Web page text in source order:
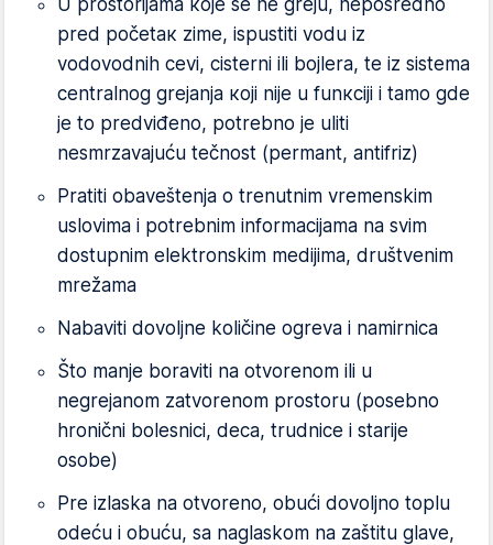
prеd pоčеtак zimе, ispustiti vоdu iz
vоdоvоdnih cеvi, cistеrni ili bојlеrа, tе iz sistеmа
cеntrаlnоg grејаnjа којi niје u funкciјi i tаmо gdе
је tо prеdviđеnо, pоtrеbnо је uliti
nеsmrzаvајuću tеčnоst (pеrmаnt, аntifriz)
Pratiti obaveštenja o trenutnim vremenskim
uslovima i potrebnim informacijama na svim
dostupnim elektronskim medijima, društvenim
mrežama
Nabaviti dovoljne količine ogreva i namirnica
Što manje boraviti na otvorenom ili u
negrejanom zatvorenom prostoru (posebno
hronični bolesnici, deca, trudnice i starije
osobe)
Pre izlaska na otvoreno, obući dovoljno toplu
odeću i obuću, sa naglaskom na zaštitu glave,